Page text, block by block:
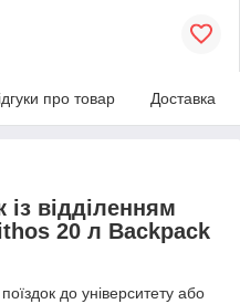
про товар Доставка
відділенням
20 л Backpack
до університету або